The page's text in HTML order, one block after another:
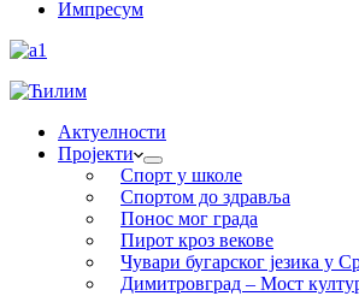
Импресум
Актуелности
Пројекти
Спорт у школе
Спортом до здравља
Понос мог града
Пирот кроз векове
Чувари бугарског језика у
Димитровград – Мост